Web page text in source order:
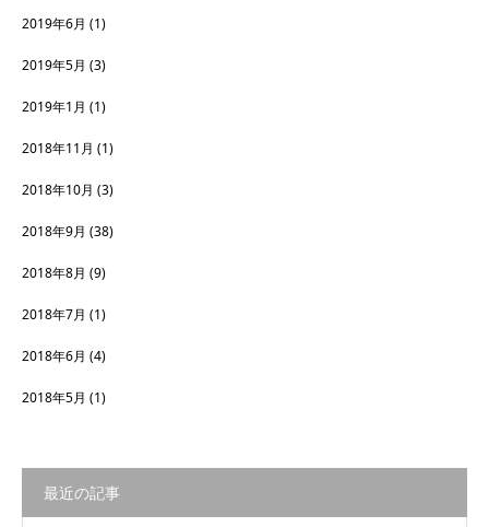
2019年6月 (1)
2019年5月 (3)
2019年1月 (1)
2018年11月 (1)
2018年10月 (3)
2018年9月 (38)
2018年8月 (9)
2018年7月 (1)
2018年6月 (4)
2018年5月 (1)
最近の記事